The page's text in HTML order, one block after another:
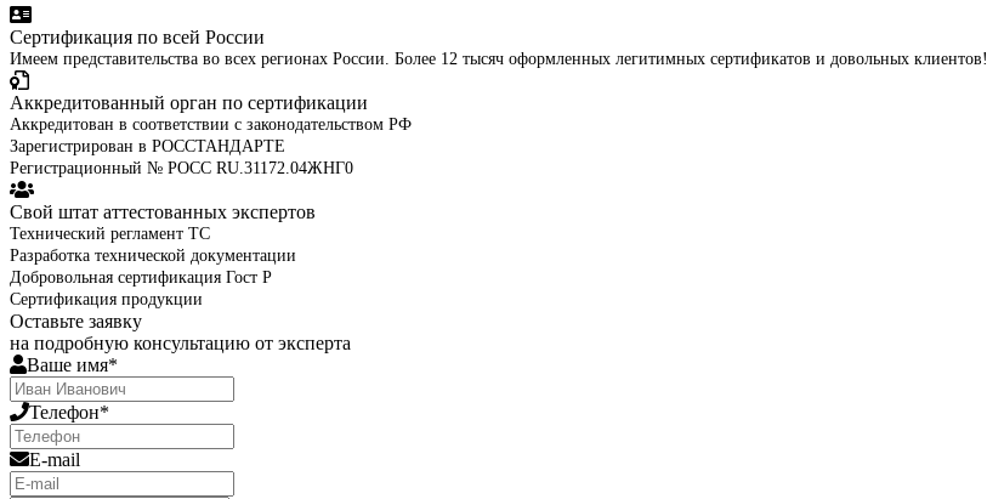
Сертификация по всей России
Имеем представительства во всех регионах России. Более 12 тысяч оформленных легитимных сертификатов и довольных клиентов!
Аккредитованный орган по сертификации
Аккредитован в соответствии с законодательством РФ
Зарегистрирован в РОССТАНДАРТЕ
Регистрационный № РОСС RU.31172.04ЖНГ0
Свой штат аттестованных экспертов
Технический регламент ТС
Разработка технической документации
Добровольная сертификация Гост Р
Сертификация продукции
Оставьте заявку
на подробную консультацию от эксперта
Ваше имя*
Телефон*
E-mail